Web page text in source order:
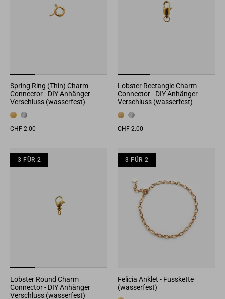
Spring Ring (Thin) Charm
Connector - DIY Anhänger
Verschluss (wasserfest)
CHF 2.00
Lobster Rectangle Charm
Connector - DIY Anhänger
Verschluss (wasserfest)
CHF 2.00
3 FÜR 2
3 FÜR 2 3 FÜR 2
Lobster Round Charm
Connector - DIY Anhänger
Verschluss (wasserfest)
3 FÜR 2
Felicia Anklet - Fusskette
(wasserfest)